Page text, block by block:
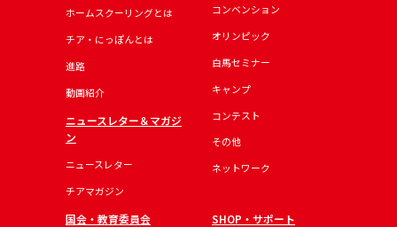
ホームスクーリングとは
チア・にっぽんとは
進路
動画紹介
ニュースレター＆マガジ
ン
ニュースレター
チアマガジン
コンベンション
オリンピック
白馬セミナー
キャンプ
コンテスト
その他
ネットワーク
国会・教育委員会 SHOP・サポート